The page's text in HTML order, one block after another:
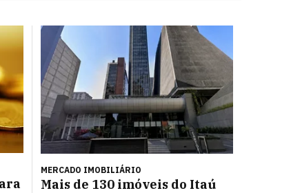
MERCADO IMOBILIÁRIO
Mais de 130 imóveis do Itaú